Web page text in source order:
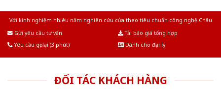
Với kinh nghiệm nhiêu năm nghiên cứu cửa theo tiêu chuẩn công nghệ Châu
Gửi yêu cầu tư vấn
Tải báo giá tổng hợp
Yêu cầu gọi lại (3 phút)
Dành cho đại lý
ĐỐI TÁC KHÁCH HÀNG